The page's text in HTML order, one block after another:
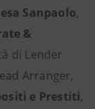
Sanpaolo,
&
di Lender
Arranger,
e Prestiti,